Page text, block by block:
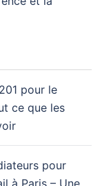
pour le
ce que les
pour
à Paris – Une